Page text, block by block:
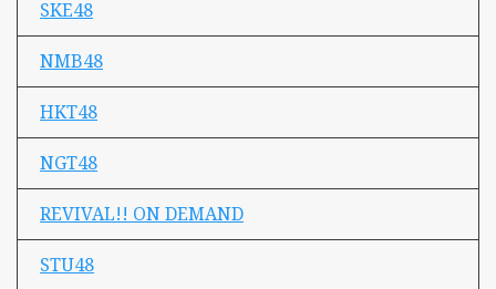
SKE48
NMB48
HKT48
NGT48
REVIVAL!! ON DEMAND
STU48